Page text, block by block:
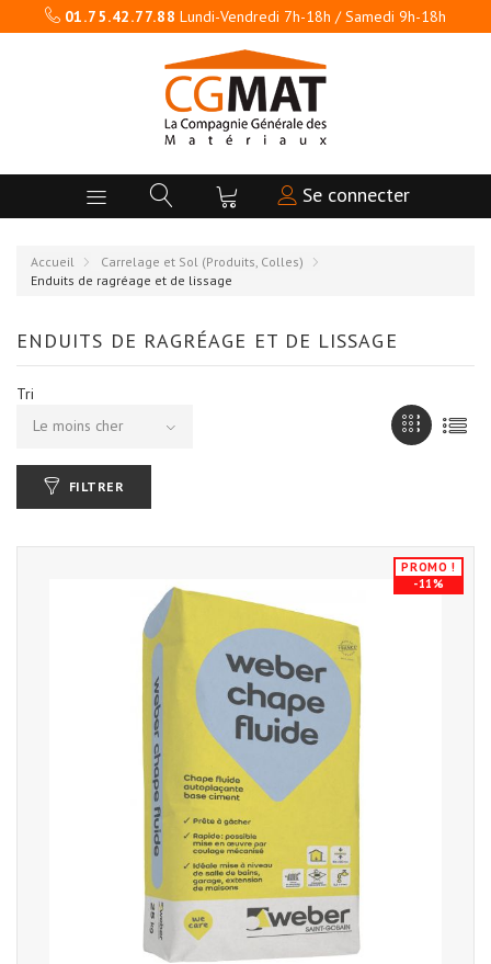
01.75.42.77.88 Lundi-Vendredi 7h-18h / Samedi 9h-18h
Se connecter
Accueil
Carrelage et Sol (Produits, Colles)
Enduits de ragréage et de lissage
ENDUITS DE RAGRÉAGE ET DE LISSAGE
Tri
Le moins cher
FILTRER
PROMO !
-11%